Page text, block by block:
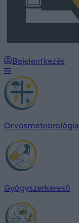
Bejelentkezés
Orvosmeteorológia
Gyógyszerkereső